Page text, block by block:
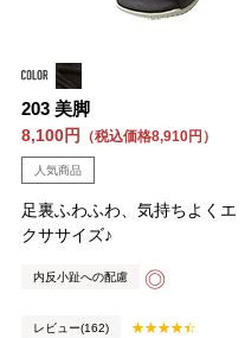
203 美脚
8,100円 （税込価格8,910円）
人気商品
足裏ふわふわ、気持ちよくエ
クササイズ♪
内反小趾への配慮 ◎
レビュー(162)